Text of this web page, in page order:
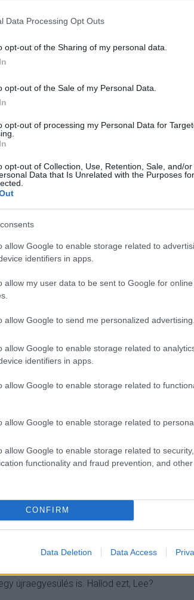
Data Processing Opt Outs
opt-out of the Sharing of my personal data.
opt-out of the Sale of my Personal Data.
opt-out of processing my Personal Data for
opt-out of Collection, Use, Retention, Sale, and/or
Data that Is Unrelated with the Purposes
allow Google to enable storage related to
identifiers in apps.
allow my user data to be sent to Google for
allow Google to send me personalized advertising.
allow Google to enable storage related to
identifiers in apps.
allow Google to enable storage related to
allow Google to enable storage related to
allow Google to enable storage related to
functionality and fraud prevention, and other
CONFIRM
Data Deletion Data Access
a Rise Above-nál ki is hozta a Society's
hihetné, hogy azért nem lett befejezve és
amolyan B-oldalas melléktermék, de
kivonat, hiszen a a rétegzett,
nótalap is kikandikál. A személyes
óda magához a Sátánhoz.
majd pedig felizzanak az erősítők és
orgona hangszíne és Lee sátáni
majd lendületet vesz a dal és ezzel
elevenedik meg a
követi, a záróakkord pedig egy újabb
újraegyesülés is. Hallod ezt, Lee?